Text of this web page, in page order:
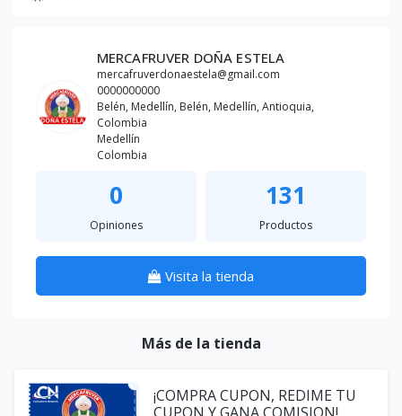
MERCAFRUVER DOÑA ESTELA
mercafruverdonaestela@gmail.com
0000000000
Belén, Medellín, Belén, Medellín, Antioquia,
Colombia
Medellín
Colombia
0
Opiniones
131
Productos
Visita la tienda
Más de la tienda
¡COMPRA CUPON, REDIME TU